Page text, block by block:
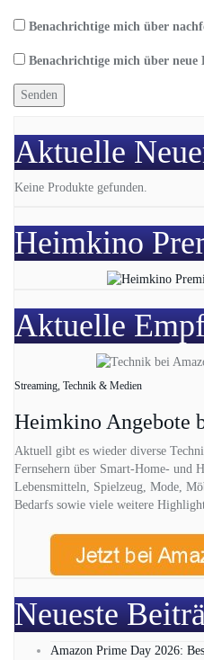
Benachrichtige mich über
Benachrichtige mich über neue
Aktuelle
Keine Produkte gefunden.
Heimkino
Aktuelle
Streaming, Technik & Medien
Heimkino Angebote
Aktuell gibt es wieder diverse
Fernsehern über Smart-Home- und
Lebensmitteln, Spielzeug, Mode,
Bedarfs sowie viele weitere
Neueste
Amazon Prime Day 2026: